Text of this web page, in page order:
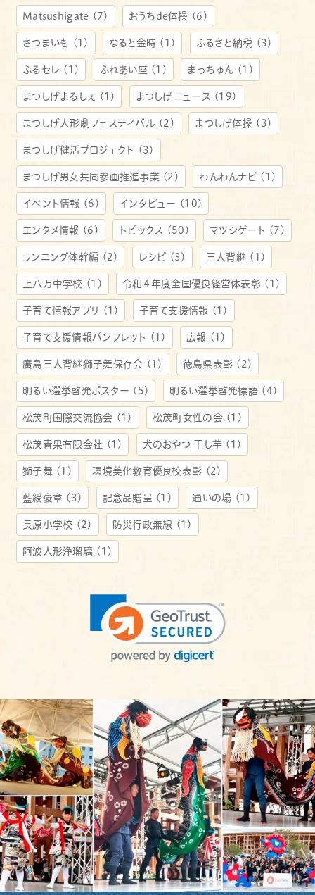
Matsushigate (7) おうちde体操 (6)
さつまいも (1) なると金時 (1) ふるさと納税 (3)
ふるセレ (1) ふれあい座 (1) まっちゅん (1)
まつしげまるしぇ (1) まつしげニュース (19)
まつしげ人形劇フェスティバル(2) まつしげ体操 (3)
まつしげ健活プロジェクト (3)
まつしげ男女共同参画推進事業 (2) わんわんナビ (1)
イベント情報 (6) インタビュー (10)
エンタメ情報 (6) トピックス (50) マツシゲート (7)
ランニング体幹編 (2) レシピ (3) 三人背継 (1)
上八万中学校 (1) 令和４年度全国優良経営体表彰 (1)
子育て情報アプリ (1) 子育て支援情報 (1)
子育て支援情報パンフレット (1) 広報 (1)
廣島三人背継獅子舞保存会 (1) 徳島県表彰 (2)
明るい選挙啓発ポスター (5) 明るい選挙啓発標語 (4)
松茂町国際交流協会 (1) 松茂町女性の会(1)
松茂青果有限会社 (1) 犬のおやつ 干し芋 (1)
獅子舞 (1) 環境美化教育優良校表彰 (2)
藍綬褒章 (3) 記念品贈呈 (1) 通いの場 (1)
長原小学校 (2) 防災行政無線 (1)
阿波人形浄瑠璃(1)